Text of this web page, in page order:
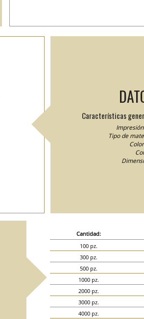
Características
Tipo de
Cantidad:
100 pz.
300 pz.
500 pz.
1000 pz.
2000 pz.
3000 pz.
4000 pz.